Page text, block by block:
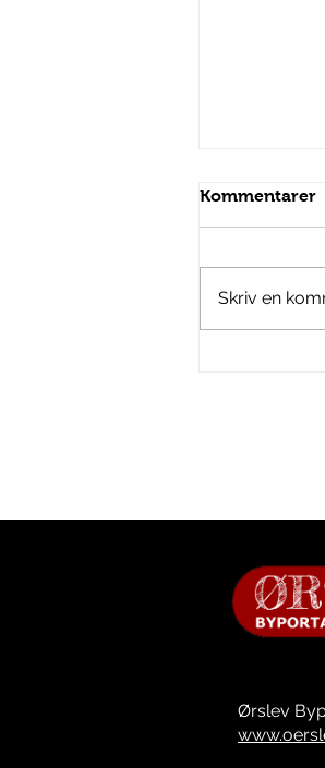
Kommentarer
Skriv en
Ørslev